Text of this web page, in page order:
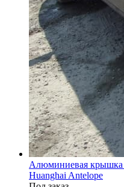
Алюминиевая крышка
Huanghai Antelope